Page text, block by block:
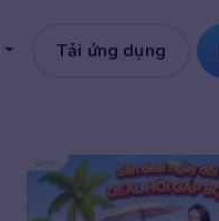
Tải ứng dụng